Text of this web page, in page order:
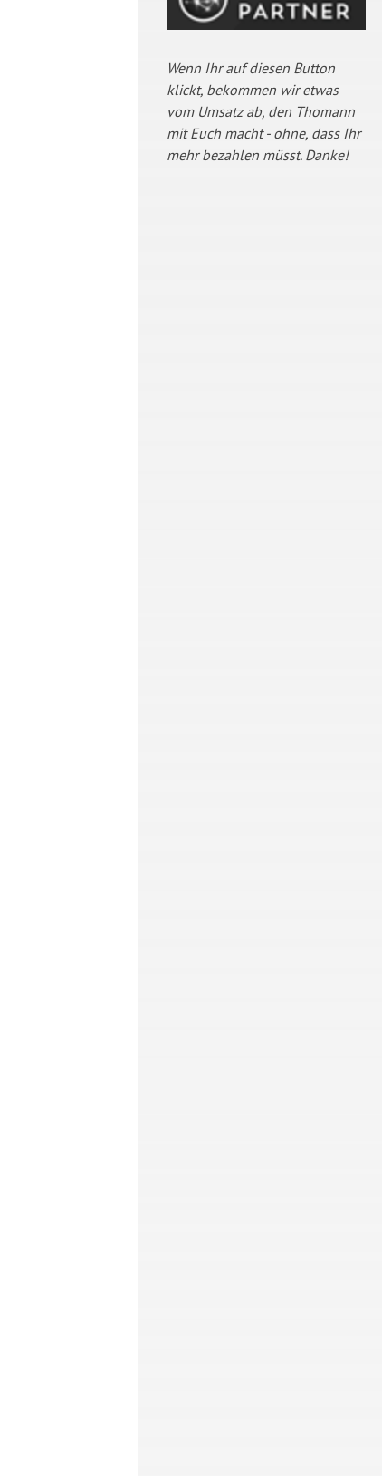
Wenn Ihr auf diesen Button
klickt, bekommen wir etwas
vom Umsatz ab, den Thomann
mit Euch macht - ohne, dass Ihr
mehr bezahlen müsst. Danke!